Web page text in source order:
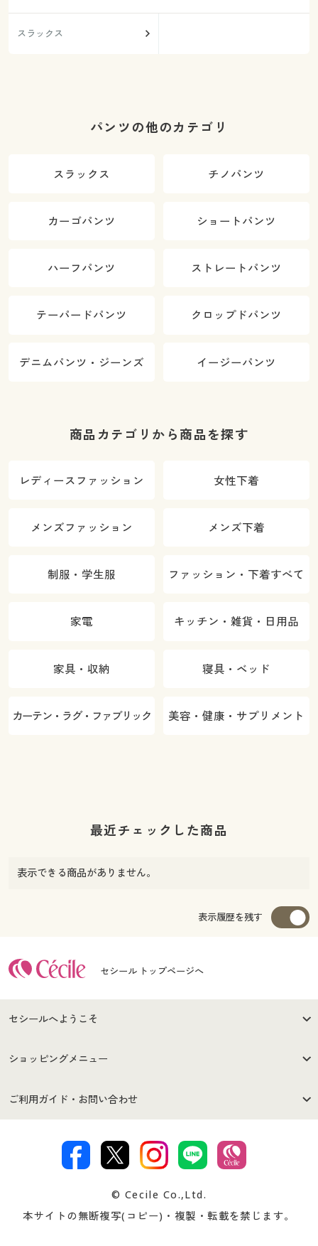
スラックス
パンツの他のカテゴリ
スラックス チノパンツ
カーゴパンツ ショートパンツ
ハーフパンツ ストレートパンツ
テーパードパンツ クロップドパンツ
デニムパンツ・ジーンズ イージーパンツ
商品カテゴリから商品を探す
レディースファッション 女性下着
メンズファッション メンズ下着
制服・学生服 ファッション・下着すべて
家電 キッチン・雑貨・日用品
家具・収納 寝具・ベッド
カーテン・ラグ・ファブリック 美容・健康・サプリメント
最近チェックした商品
表示できる商品がありません。
表示履歴を残す
セシール トップページへ
セシールへようこそ
はじめての方へ
セシールご利用規約
著作権・商標について 会社案内
ショッピングメニュー
商品カテゴリ
プレゼント＆キャンペーン サイトマップ
ご利用ガイド・お問い合わせ
交換・返品は お支払は
ついて
忘れの場合
© Cecile Co.,Ltd.
本サイトの無断複写(コピー)・複製・転載を禁じます。